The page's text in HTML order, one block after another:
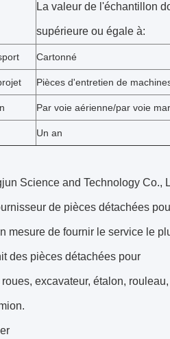
La valeur de l'échantillon
supérieure ou égale à:
Cartonné
Pièces d'entretien de
Par voie aérienne/par voie
Un an
Science and Technology Co.,
de pièces détachées
mesure de fournir le service le
des pièces détachées pour
excavateur, étalon,